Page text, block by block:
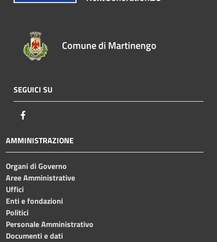
Comune di Martinengo
SEGUICI SU
AMMINISTRAZIONE
Organi di Governo
Aree Amministrative
Uffici
Enti e fondazioni
Politici
Personale Amministrativo
Documenti e dati